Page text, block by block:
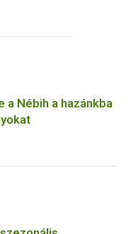
a Nébih a hazánkba